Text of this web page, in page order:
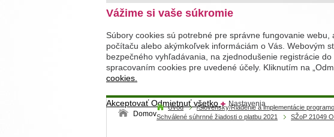
Vážime si vaše súkromie
Súbory cookies sú potrebné pre správne fungovanie
počítaču alebo akýmkoľvek informáciám o Vás. Webovým
bezpečného vyhľadávania, na zjednodušenie registrácie
spracovaním cookies pre uvedené účely. Kliknutím na
cookies.
AkceptovaťOdmietnuť všetko
Nastavenia
Domov
Úvod /Slovensky/Riadenie a implementácie
Schválené súhrnné žiadosti o platbu 2021
SŽoP 21049